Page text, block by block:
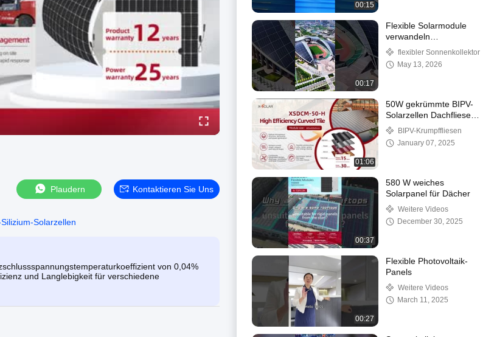
Plaudern Kontaktieren Sie Uns
Solarzellen
von 0,04%
und Langlebigkeit für verschiedene
00:15
00:17
Flexible Solarmodule
verwandeln
unregelmäßige Dächer in
Stromerzeugungsanlagen
– keine Hindernisse
flexibler Sonnenkollektor
May 13, 2026
01:06
50W gekrümmte BIPV-
Solarzellen Dachfliesen
Kurzschlussspannung
8,62A CE TUV
zertifiziert
BIPV-Krumpffliesen
January 07, 2025
00:37
580 W weiches
Solarpanel für Dächer
Weitere Videos
December 30, 2025
00:27
Flexible Photovoltaik-
Panels
Weitere Videos
March 11, 2025